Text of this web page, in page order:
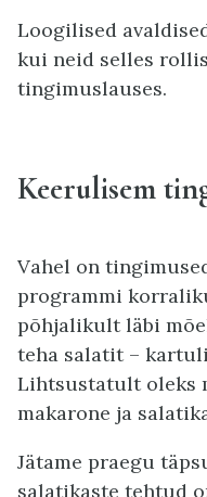
Loogilised
kui neid selles
tingimuslauses.
Keerulisem
Vahel on
programmi
põhjalikult läbi
teha salatit –
Lihtsustatult oleks
makarone ja
Jätame praegu
salatikaste tehtud